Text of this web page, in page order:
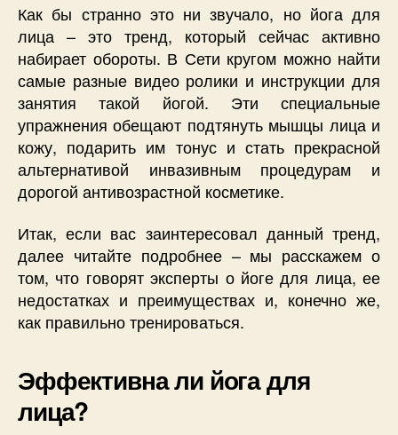
Как бы странно это ни звучало, но йога для
лица – это тренд, который сейчас активно
набирает обороты. В Сети кругом можно найти
самые разные видео ролики и инструкции для
занятия такой йогой. Эти специальные
упражнения обещают подтянуть мышцы лица и
кожу, подарить им тонус и стать прекрасной
альтернативой инвазивным процедурам и
дорогой антивозрастной косметике.
Итак, если вас заинтересовал данный тренд,
далее читайте подробнее – мы расскажем о
том, что говорят эксперты о йоге для лица, ее
недостатках и преимуществах и, конечно же,
как правильно тренироваться.
Эффективна ли йога для
лица?